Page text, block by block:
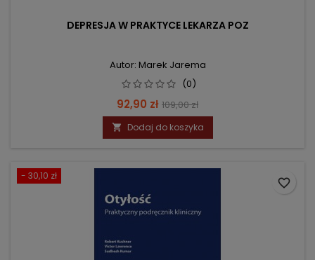
DEPRESJA W PRAKTYCE LEKARZA POZ
Autor: Marek Jarema
(0)
Cena
92,90 zł Cena
podstawowa
109,00 zł
 Dodaj do koszyka
- 30,10 zł
favorite_border